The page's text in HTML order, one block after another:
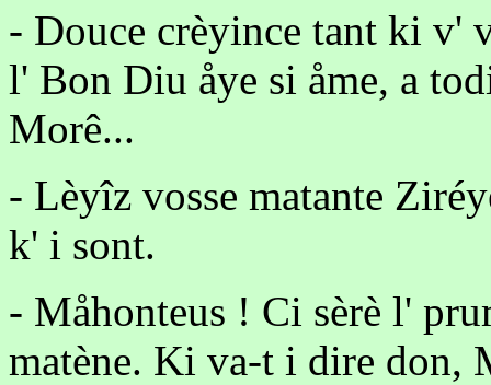
- Douce crèyince tant ki v'
l' Bon Diu åye si åme, a
Morê...
- Lèyîz vosse matante
k' i sont.
- Måhonteus ! Ci sèrè l'
matène. Ki va-t i dire don,